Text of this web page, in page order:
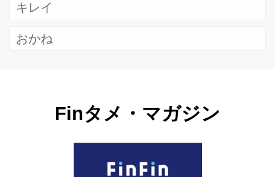
キレイ
おかね
Finタメ・マガジン